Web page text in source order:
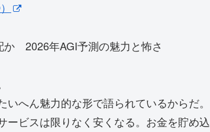
2026年AGI予測の魅力と怖さ
へん魅力的な形で語られているからだ。
ビスは限りなく安くなる。お金を貯め込